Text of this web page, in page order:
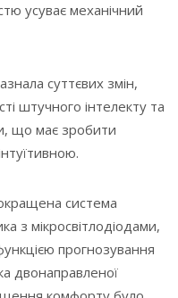
усуває механічний
суттєвих змін,
штучного інтелекту та
що має зробити
система
з мікросвітлодіодами,
прогнозування
двонаправленої